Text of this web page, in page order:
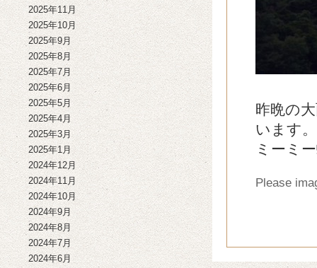
2025年11月
2025年10月
2025年9月
2025年8月
2025年7月
2025年6月
2025年5月
2025年4月
2025年3月
2025年1月
2024年12月
2024年11月
2024年10月
2024年9月
2024年8月
2024年7月
2024年6月
昨晩の
います
ミーミ
Please